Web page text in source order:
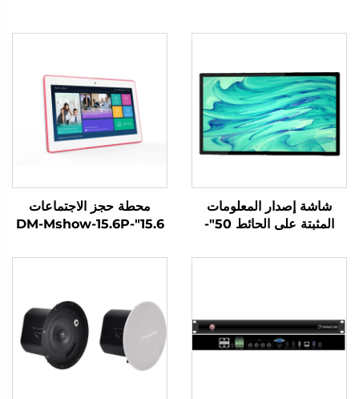
شاشة إصدار المعلومات
المثبتة على الحائط 50"-
محطة حجز الاجتماعات
15.6"-DM-Mshow-15.6P